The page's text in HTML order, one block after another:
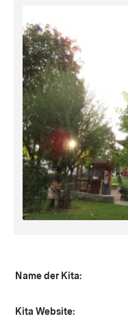
Name der Kita:
Kita Website: